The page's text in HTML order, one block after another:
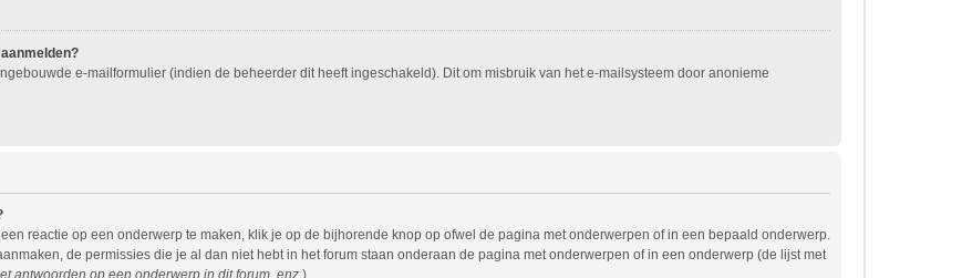
e-mailformulier (indien de beheerder dit heeft ingeschakeld). Dit om misbruik van het e-mailsysteem door anonieme
reactie op een onderwerp te maken, klik je op de bijhorende knop op ofwel de pagina met onderwerpen of in een bepaald onderwerp.
de permissies die je al dan niet hebt in het forum staan onderaan de pagina met onderwerpen of in een onderwerp (de lijst met
antwoorden op een onderwerp in dit forum, enz. ).